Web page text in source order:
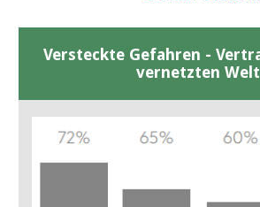
Versteckte Gefahren -
vernetzten Welt